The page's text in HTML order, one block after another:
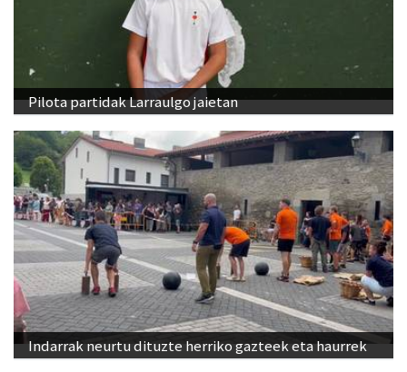
Pilota partidak Larraulgo jaietan
Indarrak neurtu dituzte herriko gazteek eta haurrek